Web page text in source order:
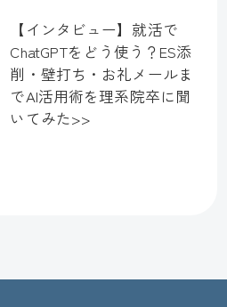
【インタビュー】就活で
ChatGPTをどう使う？ES添
削・壁打ち・お礼メールま
でAI活用術を理系院卒に聞
いてみた>>